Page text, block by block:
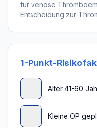
für venöse
Entscheidung zur
1-Punkt-
Alter 41-60
Kleine OP